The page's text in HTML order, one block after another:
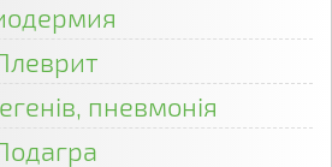
пневмонія